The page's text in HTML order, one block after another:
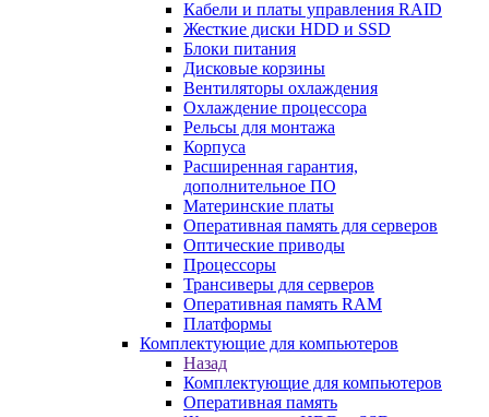
Кабели и платы управления RAID
Жесткие диски HDD и SSD
Блоки питания
Дисковые корзины
Вентиляторы охлаждения
Охлаждение процессора
Рельсы для монтажа
Корпуса
Расширенная гарантия,
дополнительное ПО
Материнские платы
Оперативная память для серверов
Оптические приводы
Процессоры
Трансиверы для серверов
Оперативная память RAM
Платформы
Комплектующие для компьютеров
Назад
Комплектующие для компьютеров
Оперативная память